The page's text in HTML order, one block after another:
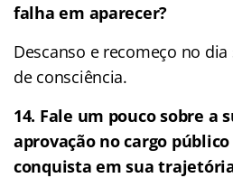
falha em aparecer?
Descanso e recomeço no
de consciência.
14. Fale um pouco sobre a
aprovação no cargo
conquista em sua